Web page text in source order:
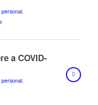
personal,
a COVID-
personal,